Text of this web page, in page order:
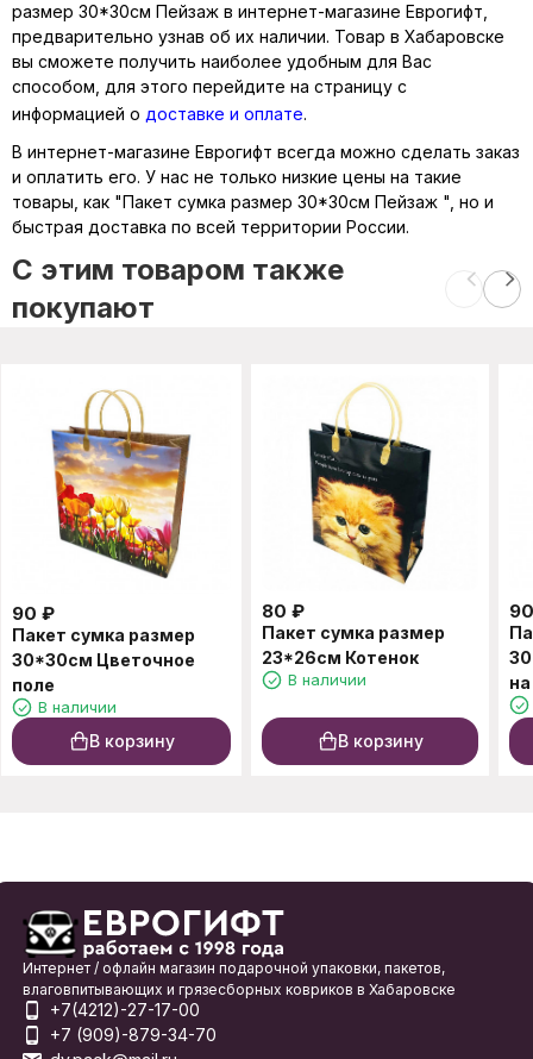
размер 30*30см Пейзаж в интернет-магазине Еврогифт,
предварительно узнав об их наличии. Товар в Хабаровске
вы сможете получить наиболее удобным для Вас
способом, для этого перейдите на страницу с
информацией о доставке и оплате.
В интернет-магазине Еврогифт всегда можно сделать заказ
и оплатить его. У нас не только низкие цены на такие
товары, как "Пакет сумка размер 30*30см Пейзаж ", но и
быстрая доставка по всей территории России.
C этим товаром также
покупают
90 ₽
Пакет сумка размер
30*30см Цветочное
поле
В наличии
В корзину
80 ₽
Пакет сумка размер
23*26см Котенок
В наличии
В корзину
90
Интернет / офлайн магазин подарочной упаковки, пакетов,
влаговпитывающих и грязесборных ковриков в Хабаровске
+7(4212)-27-17-00
+7 (909)-879-34-70